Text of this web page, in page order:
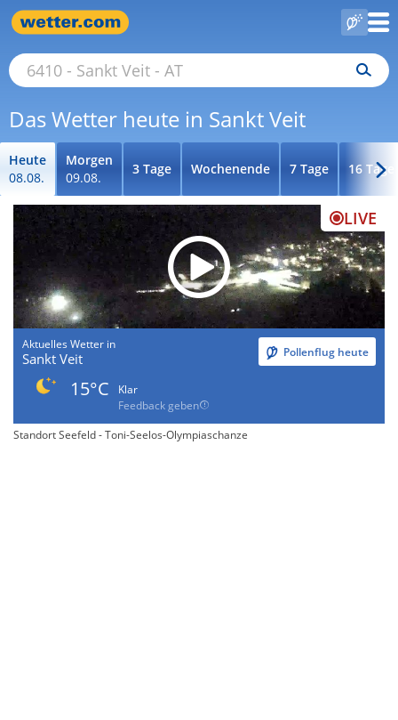
Das Wetter heute in Sankt Veit
Heute
08.08.
Morgen
09.08.
3 Tage Wochenende 7 Tage 16 Tage
LIVE
Aktuelles Wetter in
Sankt Veit Pollenflug heute
15°C
Klar
Feedback geben
Standort Seefeld - Toni-Seelos-Olympiaschanze